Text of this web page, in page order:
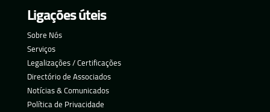
Ligações úteis
Sobre Nós
Serviços
Legalizações / Certificações
Directório de Associados
Notícias & Comunicados
Política de Privacidade